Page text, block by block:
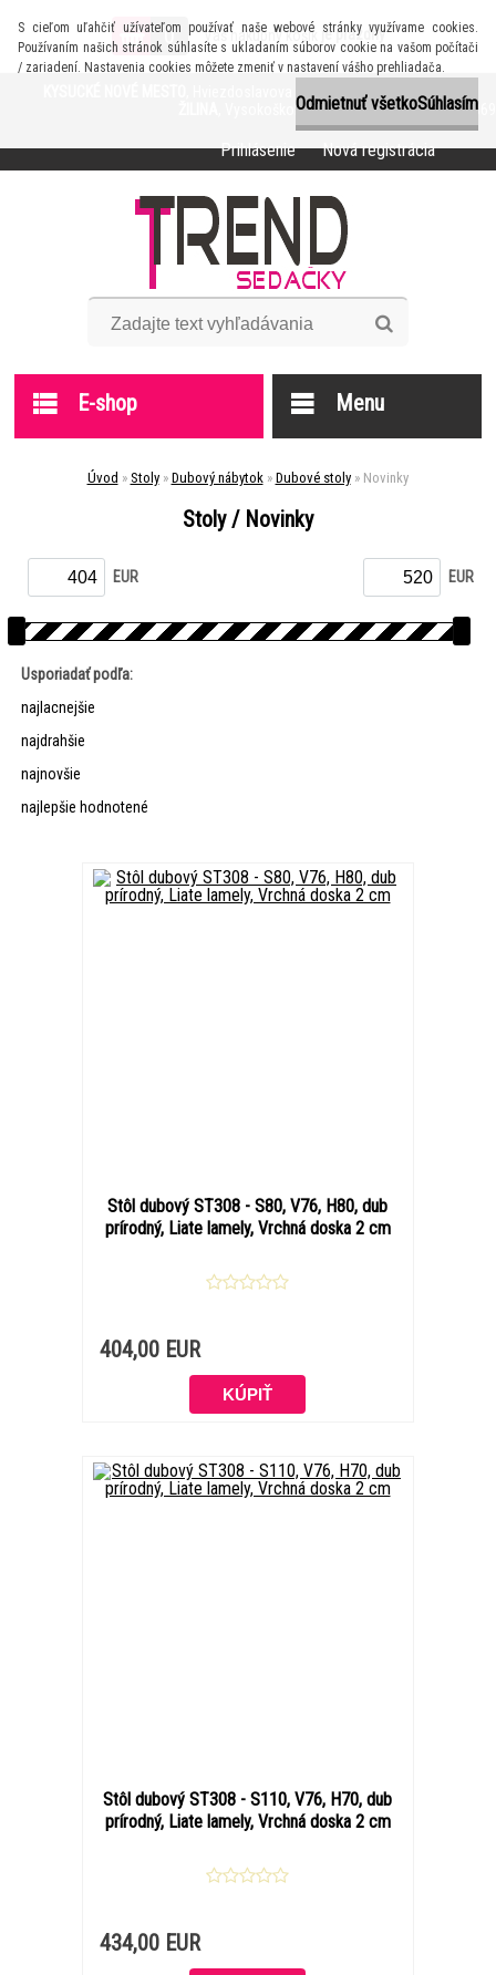
S cieľom uľahčiť užívateľom používať naše webové stránky využívame cookies.
Používaním našich stránok súhlasíte s ukladaním súborov cookie na vašom počítači
/ zariadení. Nastavenia cookies môžete zmeniť v nastavení vášho prehliadača.
Odmietnuť všetkoSúhlasím
, Hviezdoslavova 1116, Info: +421 905 618 638
, Vysokoškolákov 41, Info: +421 905 872 369
Prihlásenie Nová registrácia
0 Váš nákupný košík je prázdny
E-shop Menu
Úvod » Stoly » Dubový nábytok » Dubové stoly » Novinky
Stoly / Novinky
EUR EUR
Usporiadať podľa:
najlacnejšie
najdrahšie
najnovšie
najlepšie hodnotené
Stôl dubový ST308 - S80, V76, H80, dub
prírodný, Liate lamely, Vrchná doska 2 cm
404,00 EUR
Stôl dubový ST308 - S110, V76, H70, dub
prírodný, Liate lamely, Vrchná doska 2 cm
434,00 EUR